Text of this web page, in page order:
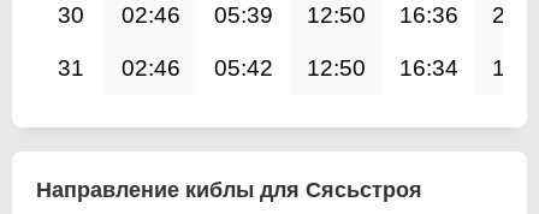
30 02:46 05:39 12:50 16:36
31 02:46 05:42 12:50 16:34
Направление киблы для Сясьстроя